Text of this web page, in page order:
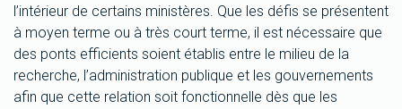
l’intérieur de certains ministères. Que les défis se présentent
à moyen terme ou à très court terme, il est nécessaire que
des ponts efficients soient établis entre le milieu de la
recherche, l’administration publique et les gouvernements
afin que cette relation soit fonctionnelle dès que les